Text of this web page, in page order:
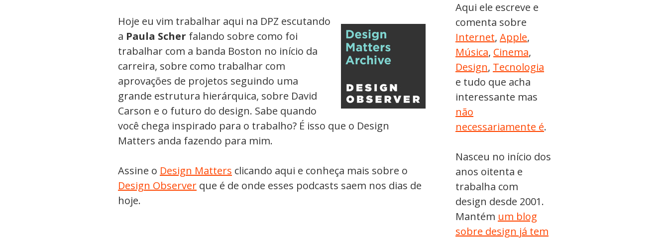
Hoje eu vim trabalhar aqui na DPZ escutando
a Paula Scher falando sobre como foi
trabalhar com a banda Boston no início da
carreira, sobre como trabalhar com
aprovações de projetos seguindo uma
grande estrutura hierárquica, sobre David
Carson e o futuro do design. Sabe quando
você chega inspirado para o trabalho? É isso que o Design
Matters anda fazendo para mim.
Assine o Design Matters clicando aqui e conheça mais sobre o
Design Observer que é de onde esses podcasts saem nos dias de
hoje.
Aqui ele escreve e
comenta sobre
Internet, Apple,
Música, Cinema,
Design, Tecnologia
e tudo que acha
interessante mas
não
necessariamente é.
Nasceu no início dos
anos oitenta e
trabalha com
design desde 2001.
Mantém um blog
sobre design já tem